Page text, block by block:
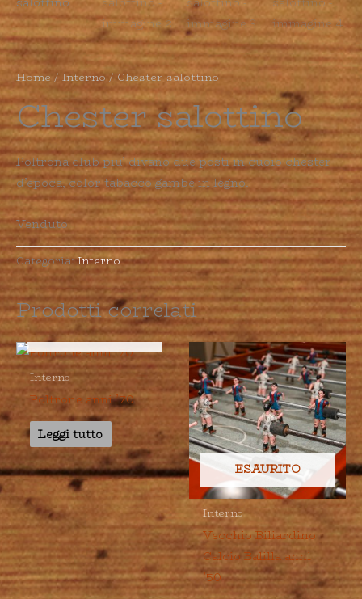
Home / Interno / Chester salottino
Chester salottino
Poltrona club piu’ divano due posti in cuoio chester
d’epoca, color tabacco gambe in legno.
Venduto
Categoria:Interno
Prodotti correlati
ESAURITO
Interno
Poltrone anni ’70
Leggi tutto
ESAURITO
Interno
Vecchio Biliardino
Calcio Balilla anni
’50